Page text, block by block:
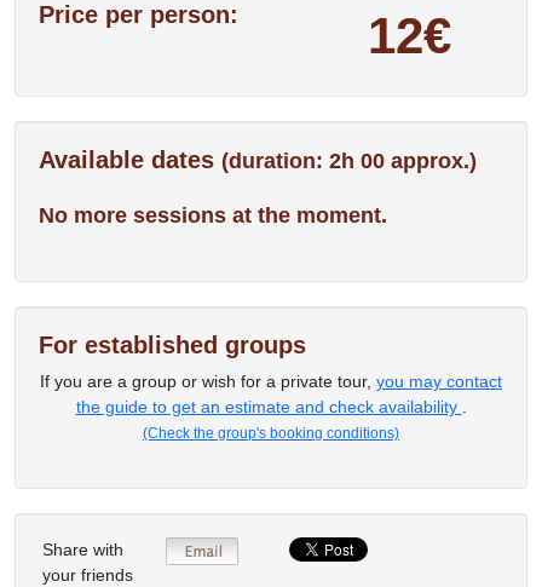
Price per person: 12€
Available dates (duration: 2h 00 approx.)
No more sessions at the moment.
For established groups
If you are a group or wish for a private tour, you may contact
the guide to get an estimate and check availability
(Check the group's booking conditions)
Share with
your friends